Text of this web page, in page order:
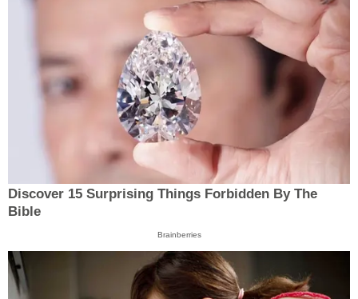
Discover 15 Surprising Things Forbidden By The
Bible
Brainberries